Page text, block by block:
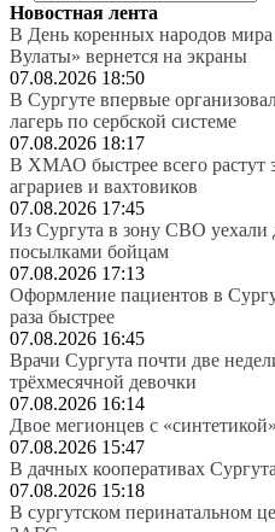
Новостная лента
В День коренных народов
Вулаты» вернется на экраны
07.08.2026 18:50
В Сургуте впервые
лагерь по сербской системе
07.08.2026 18:17
В ХМАО быстрее всего растут
аграриев и вахтовиков
07.08.2026 17:45
Из Сургута в зону СВО уехали
посылками бойцам
07.08.2026 17:13
Оформление пациентов в
раза быстрее
07.08.2026 16:45
Врачи Сургута почти две
трёхмесячной девочки
07.08.2026 16:14
Двое мегионцев с
07.08.2026 15:47
В дачных кооперативах
07.08.2026 15:18
В сургутском перинатальном